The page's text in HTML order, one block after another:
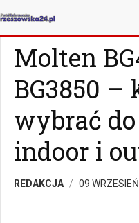
JESTEŚ TUTAJ:
Molten
BG3850 –
wybrać
indoor i
REDAKCJA 09